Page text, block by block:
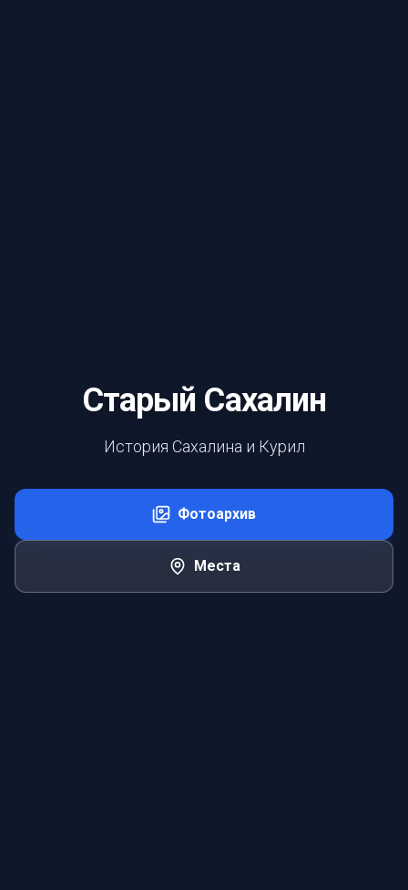
Старый Сахалин
История Сахалина и Курил
Фотоархив
Места